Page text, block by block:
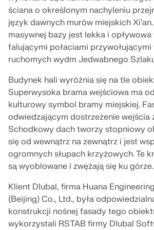
RWIND 3
Oprogramowanie CFD do cyfrowych
aerodynamicznych
Więcej informacji
Dlubal API
Twoje drzwi do modelowania
automatyzacji
SKONTAKTUJ SIĘ Z DZIAŁEM
TECHNICZNEJ
ekspertów przez cały okres studiów.
UZYSKAJ BEZPŁATNĄ LICENCJĘ
SKONTAKTUJ SIĘ Z WSPARCIEM
oprogramowania inżynierskiego i
karierę na nowe wyżyny.
SPRAWDŹ OFERTY PRACY
ściana o określonym nachyleniu
język dawnych murów miejskich
masywnej bazy jest lekka i
falującymi połaciami
ruchomych wydm Jedwabnego
Budynek hali wyróżnia się na tle
Superwysoka brama wejściowa ma
kulturowy symbol bramy miejskiej.
odwiedzającym dostrzeżenie wejścia
Schodkowy dach tworzy stopniowy
się od wewnątrz na zewnątrz i jest
ogromnych słupach krzyżowych. Te
są wyoblowane i zwężają się ku górze.
Klient Dlubal, firma Huana
(Beijing) Co., Ltd., była
konstrukcji nośnej fasady tego
wykorzystali RSTAB firmy Dlubal